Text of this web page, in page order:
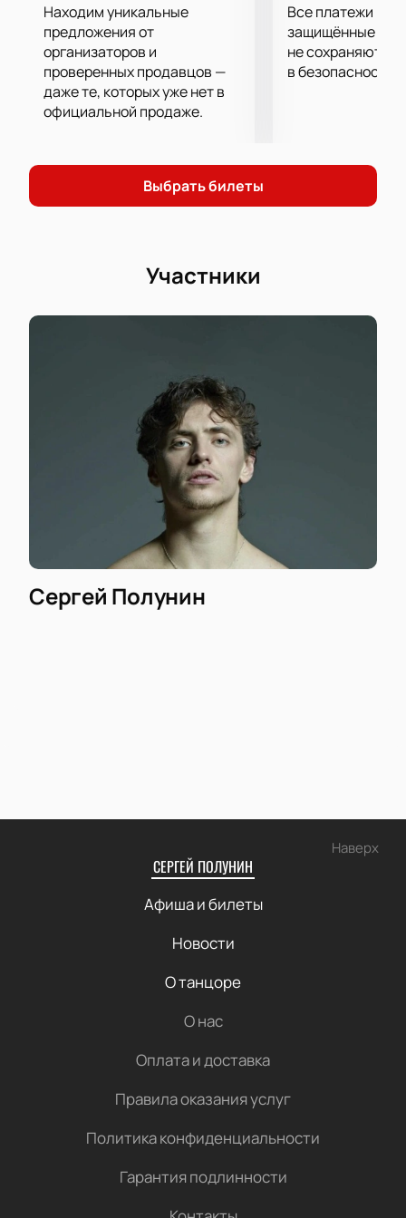
талант Любимова и Коларова позволили
максимально точно передать зрителям судьбу,
чаяния и надежды Нижинского.
Купить билеты на балет Сергея Полунина можно на
нашем сайте. Бронируйте места в зрительном зале
в два клика!
Находим уникальные
предложения от
организаторов и
проверенных продавцов —
даже те, которых уже нет в
официальной продаже.
Все платежи
защищённые
не сохраняются
в безопасности.
Выбрать билеты
Участники
Сергей Полунин
Наверх
СЕРГЕЙ ПОЛУНИН
Афиша и билеты
Новости
О танцоре
О нас
Оплата и доставка
Правила оказания услуг
Политика конфиденциальности
Гарантия подлинности